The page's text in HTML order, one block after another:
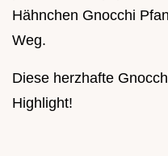
Hähnchen Gnocchi
Weg.
Diese herzhafte
Highlight!